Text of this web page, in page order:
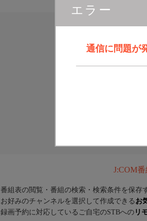
エラー
通信に問題が
J:COM
番組表の閲覧・番組の検索・検索条件を保存
お好みのチャンネルを選択して作成できる お
録画予約に対応しているご自宅のSTBへの リ